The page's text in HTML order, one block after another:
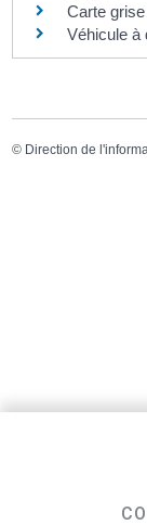
Carte
Véhicule à
© Direction de